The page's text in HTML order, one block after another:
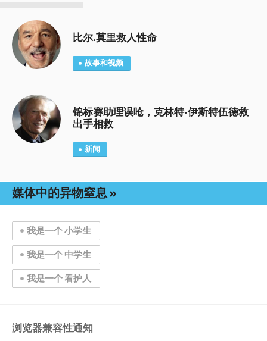
比尔.莫里救人性命
故事和视频
锦标赛助理误呛，克林特·伊斯特伍德救
出手相救
新闻
媒体中的异物窒息
我是一个 小学生
我是一个 中学生
我是一个 看护人
浏览器兼容性通知